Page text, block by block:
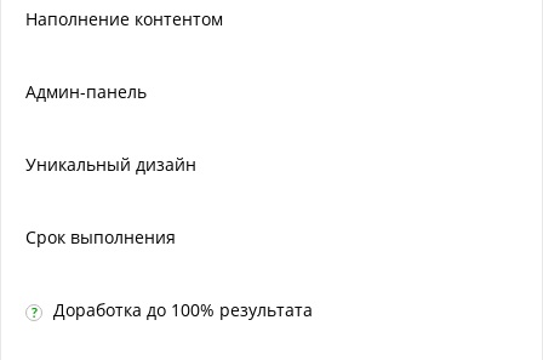
Наполнение контентом
Админ-панель
Уникальный дизайн
Срок выполнения
? Доработка до 100% результата